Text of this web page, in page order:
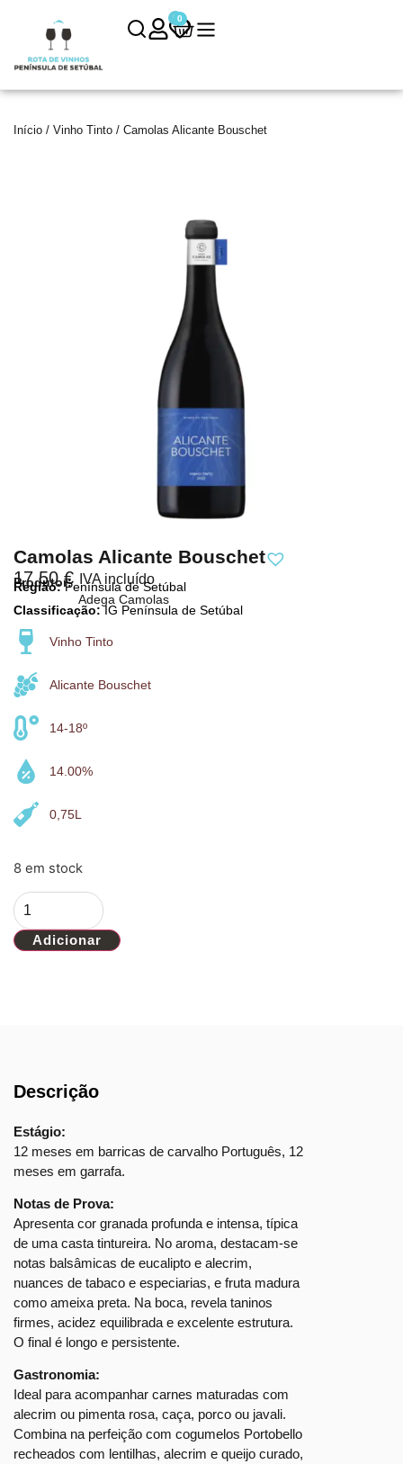
00
Início / Vinho Tinto / Camolas Alicante Bouschet
Camolas Alicante Bouschet
17,50€ IVA incluído
Adega Camolas
Produtor:
Região:Península de Setúbal
Classificação:IG Península de Setúbal
Vinho Tinto
Alicante Bouschet
14-18º
14.00%
0,75L
8 em stock
Adicionar
Descrição
Estágio:
12 meses em barricas de carvalho Português, 12
meses em garrafa.
Notas de Prova:
Apresenta cor granada profunda e intensa, típica
de uma casta tintureira. No aroma, destacam-se
notas balsâmicas de eucalipto e alecrim,
nuances de tabaco e especiarias, e fruta madura
como ameixa preta. Na boca, revela taninos
firmes, acidez equilibrada e excelente estrutura.
O final é longo e persistente.
Gastronomia:
Ideal para acompanhar carnes maturadas com
alecrim ou pimenta rosa, caça, porco ou javali.
Combina na perfeição com cogumelos Portobello
recheados com lentilhas, alecrim e queijo curado,